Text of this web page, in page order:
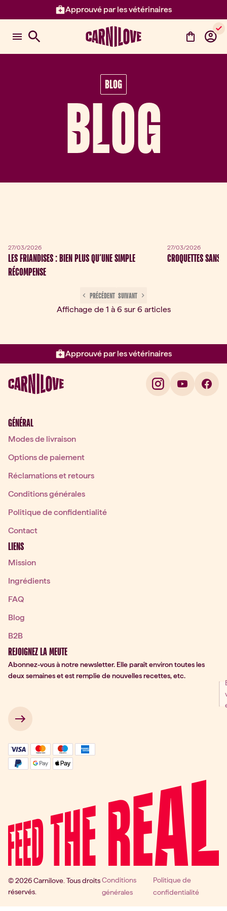
Approuvé par les vétérinaires
Élément 2 sur 3: Approuvé par
BLOG
BLOG
27/03/2026
LES FRIANDISES : BIEN PLUS QU’UNE SIMPLE
RÉCOMPENSE
27/03/2026
CROQUETTES SANS
PRÉCÉDENT SUIVANT
Affichage de 1 à 6 sur 6 articles
Approuvé par les vétérinaires
Élément 2 sur 3: Approuvé par
GÉNÉRAL
Modes de livraison
Options de paiement
Réclamations et retours
Conditions générales
Politique de confidentialité
Contact
LIENS
Mission
Ingrédients
FAQ
Blog
B2B
REJOIGNEZ LA MEUTE
Abonnez-vous à notre newsletter. Elle paraît environ toutes les
deux semaines et est remplie de nouvelles recettes, etc.
Signup
→
© 2026 Carnilove. Tous droits
réservés.
Conditions
générales
Politique de
confidentialité